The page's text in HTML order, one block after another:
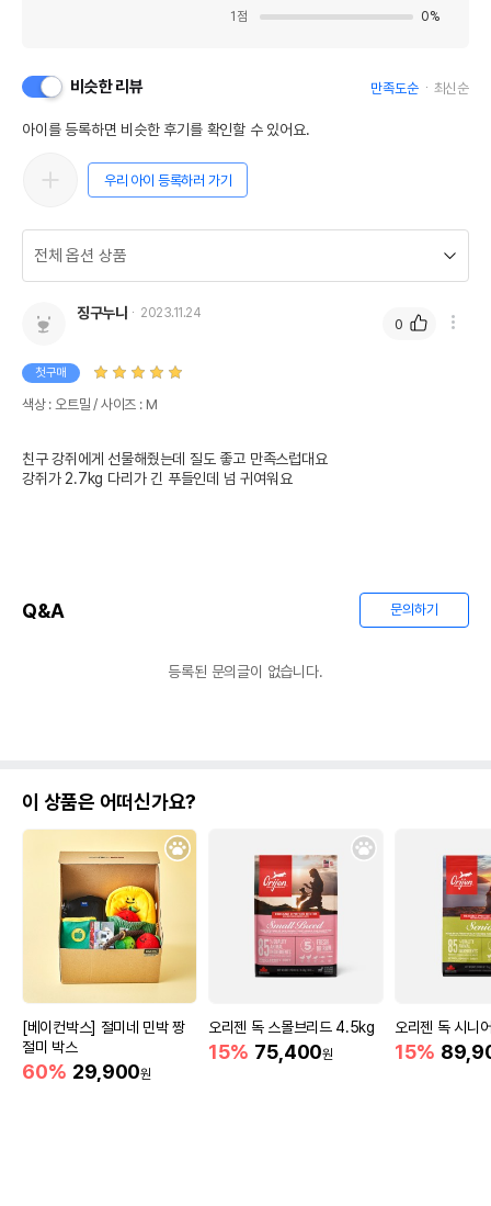
1 점 0%
비슷한 리뷰 만족도순 최신순
아이를 등록하면 비슷한 후기를 확인할 수 있어요.
우리 아이 등록하러 가기
징구누나 2023.11.24
첫구매
색상 : 오트밀 / 사이즈 : M
친구 강쥐에게 선물해줬는데 질도 좋고 만족스럽대요
강쥐가 2.7kg 다리가 긴 푸들인데 넘 귀여워요
0
Q&A 문의하기
등록된 문의글이 없습니다.
이 상품은 어떠신가요?
[베이컨박스] 절미네 민박 짱
절미 박스
60% 29,900원
오리젠 독 스몰브리드 4.5kg
15% 75,400원
오리젠 독 시니
15%